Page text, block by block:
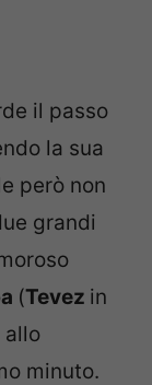
il passo
la sua
però non
grandi
(Tevez in
allo
minuto.